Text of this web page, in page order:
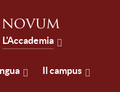
L'Accademia
Il campus